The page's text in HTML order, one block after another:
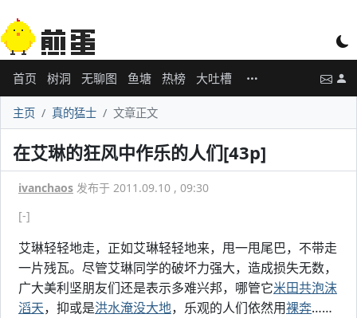
首页 树洞 无聊图 鱼塘 热榜 大吐槽
主页 真的猛士 文章正文
在艾琳的狂风中作乐的人们[43p]
ivanchaos 发布于 2011.09.10 , 09:30
[-]
艾琳轻轻地走，正如艾琳轻轻地来，甩一甩尾巴，不带走
一片残瓦。尽管艾琳同学的破坏力强大，造成损失无数，
广大美利坚朋友们还是表示多难兴邦，哪管它米田共泡沫
滔天，抑或是洪水淹没大地，乐观的人们依然用裸奔……